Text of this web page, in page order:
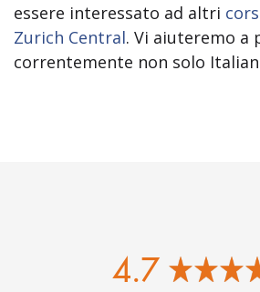
essere interessato ad altri
Zurich Central. Vi aiuteremo a
correntemente non solo
4.7